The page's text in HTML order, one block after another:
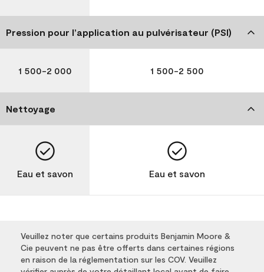
Pression pour l’application au pulvérisateur (PSI)
1 500-2 000 1 500-2 500
Nettoyage
Eau et savon Eau et savon
Veuillez noter que certains produits Benjamin Moore &
Cie peuvent ne pas être offerts dans certaines régions
en raison de la réglementation sur les COV. Veuillez